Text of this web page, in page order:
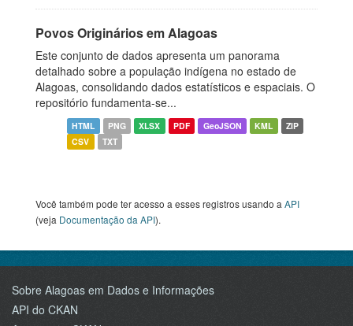
Povos Originários em Alagoas
Este conjunto de dados apresenta um panorama
detalhado sobre a população indígena no estado de
Alagoas, consolidando dados estatísticos e espaciais. O
repositório fundamenta-se...
HTML PNG XLSX PDF GeoJSON KML
ZIP
CSV
TXT
Você também pode ter acesso a esses registros usando a API
(veja Documentação da API).
Sobre Alagoas em Dados e Informações
API do CKAN